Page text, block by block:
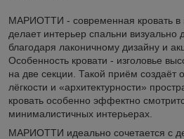
МАРИОТТИ - современная кровать в
делает интерьер спальни
благодаря лаконичному дизайну и
Особенность кровати - изголовье
на две секции. Такой приём
лёгкости и «архитектурности»
кровать особенно эффектно
минималистичных интерьерах.
МАРИОТТИ идеально сочетается с